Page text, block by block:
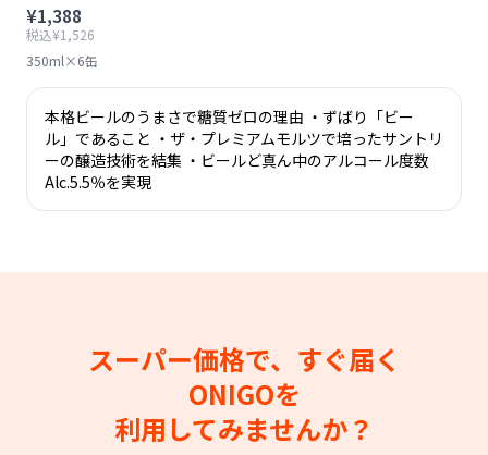
¥1,388
税込¥1,526
350ml×6缶
本格ビールのうまさで糖質ゼロの理由 ・ずばり「ビー
ル」であること ・ザ・プレミアムモルツで培ったサントリ
ーの醸造技術を結集 ・ビールど真ん中のアルコール度数
Alc.5.5％を実現
スーパー価格で、すぐ届く
ONIGOを
利用してみませんか？